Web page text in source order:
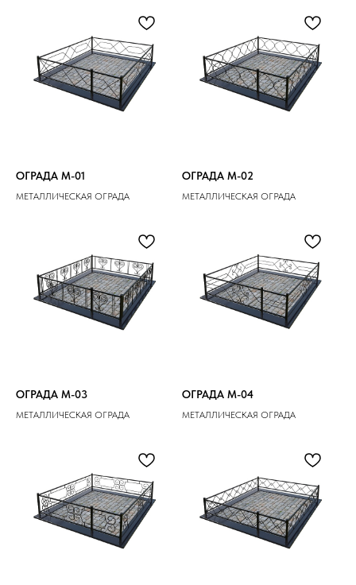
ОГРАДА M-01
МЕТАЛЛИЧЕСКАЯ ОГРАДА
ОГРАДА M-02
МЕТАЛЛИЧЕСКАЯ ОГРАДА
ОГРАДА M-03
МЕТАЛЛИЧЕСКАЯ ОГРАДА
ОГРАДА M-04
МЕТАЛЛИЧЕСКАЯ ОГРАДА